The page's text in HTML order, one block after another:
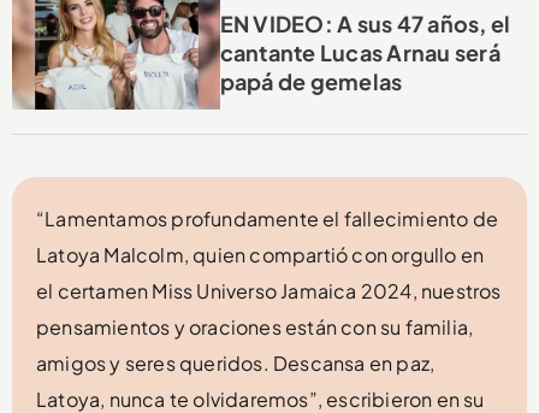
EN VIDEO: A sus 47 años, el
cantante Lucas Arnau será
papá de gemelas
“Lamentamos profundamente el fallecimiento de
Latoya Malcolm, quien compartió con orgullo en
el certamen Miss Universo Jamaica 2024, nuestros
pensamientos y oraciones están con su familia,
amigos y seres queridos. Descansa en paz,
Latoya, nunca te olvidaremos”, escribieron en su